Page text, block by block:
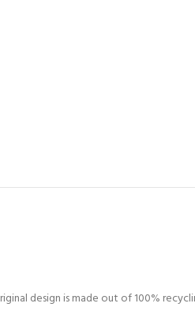
design is made out of 100%